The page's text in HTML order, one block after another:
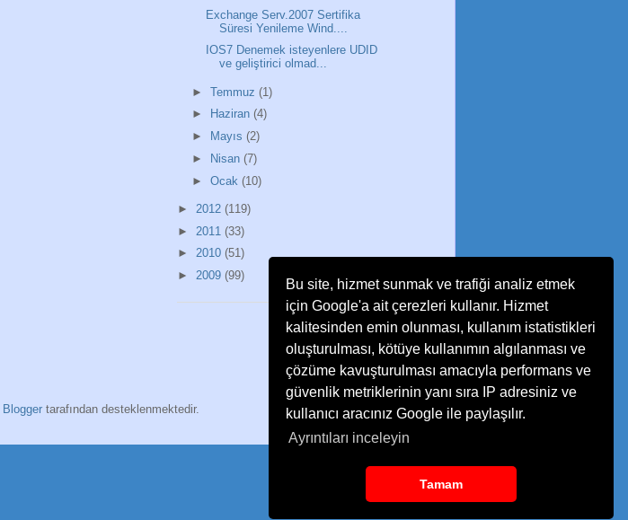
Bu site, hizmet sunmak ve trafiği analiz etmek
için Google'a ait çerezleri kullanır. Hizmet
kalitesinden emin olunması, kullanım istatistikleri
oluşturulması, kötüye kullanımın algılanması ve
çözüme kavuşturulması amacıyla performans ve
güvenlik metriklerinin yanı sıra IP adresiniz ve
kullanıcı aracınız Google ile paylaşılır.
Ayrıntıları inceleyin
Tamam
Exchange Serv.2007 Sertifika
Süresi Yenileme Wind....
IOS7 Denemek isteyenlere UDID
ve geliştirici olmad...
► Temmuz (1)
►
Haziran (4)
►
Mayıs (2)
►
Nisan (7)
► Ocak (10)
► 2012 (119)
► 2011 (33)
► 2010 (51)
► 2009 (99)
Bloggertarafından desteklenmektedir.